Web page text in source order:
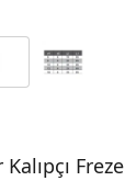
Freze